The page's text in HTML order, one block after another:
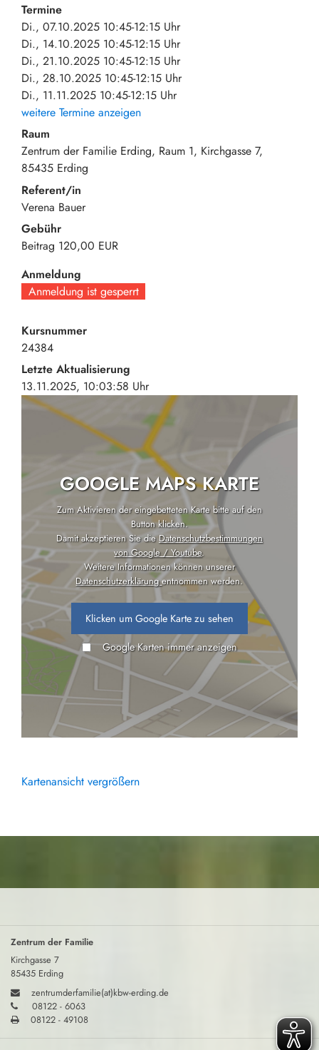
Termine
Di., 07.10.2025 10:45-12:15 Uhr
Di., 14.10.2025 10:45-12:15 Uhr
Di., 21.10.2025 10:45-12:15 Uhr
Di., 28.10.2025 10:45-12:15 Uhr
Di., 11.11.2025 10:45-12:15 Uhr
weitere Termine anzeigen
Raum
Zentrum der Familie Erding, Raum 1 Kirchgasse 7
85435 Erding
Referent/in
Verena Bauer
Gebühr
Beitrag 120,00 EUR
Anmeldung
Anmeldung ist gesperrt
Kursnummer
24384
Letzte Aktualisierung
13.11.2025, 10:03:58 Uhr
GOOGLE MAPS KARTE
Zum Aktivieren der eingebetteten Karte bitte auf den
Button klicken.
Damit akzeptieren Sie dieDatenschutzbestimmungen
von Google / Youtube.
Weitere Informationen können unserer
Datenschutzerklärungentnommen werden.
Klicken um Google Karte zu sehen
Google Karten immer anzeigen
Kartenansicht vergrößern
Zentrum der Familie
Kirchgasse 7
85435 Erding
zentrumderfamilie(at)kbw-erding.de
08122 - 6063
08122 - 49108